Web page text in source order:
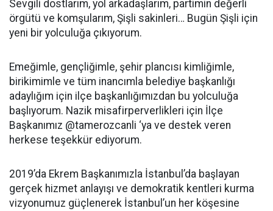
Sevgili dostlarım, yol arkadaşlarım, partimin değerli
örgütü ve komşularım, Şişli sakinleri… Bugün Şişli için
yeni bir yolculuğa çıkıyorum.
Emeğimle, gençliğimle, şehir plancısı kimliğimle,
birikimimle ve tüm inancımla belediye başkanlığı
adaylığım için ilçe başkanlığımızdan bu yolculuğa
başlıyorum. Nazik misafirperverlikleri için İlçe
Başkanımız @tamerozcanli ‘ya ve destek veren
herkese teşekkür ediyorum.
2019’da Ekrem Başkanımızla İstanbul’da başlayan
gerçek hizmet anlayışı ve demokratik kentleri kurma
vizyonumuz güçlenerek İstanbul’un her köşesine